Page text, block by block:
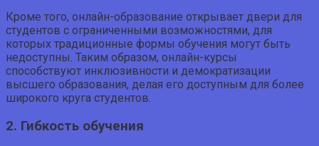
Кроме того, онлайн-образование открывает двери для
студентов с ограниченными возможностями, для
которых традиционные формы обучения могут быть
недоступны. Таким образом, онлайн-курсы
способствуют инклюзивности и демократизации
высшего образования, делая его доступным для более
широкого круга студентов.
2. Гибкость обучения